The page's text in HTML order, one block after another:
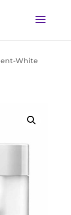
White